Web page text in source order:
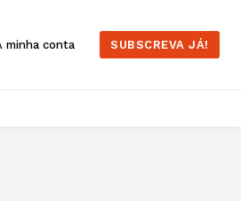
minha conta SUBSCREVA JÁ!